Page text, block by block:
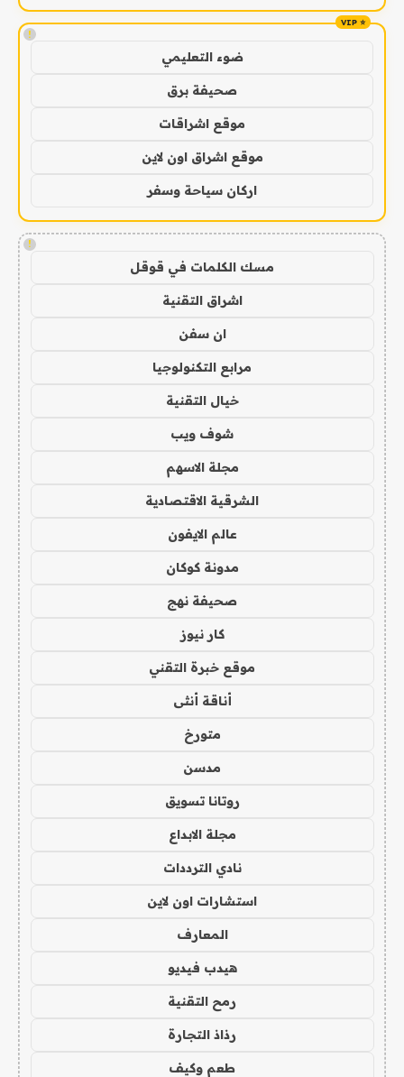
!
ضوء التعليمي
صحيفة برق
موقع اشراقات
موقع اشراق اون لاين
اركان سياحة وسفر
!
مسك الكلمات في قوقل
اشراق التقنية
ان سفن
مرابع التكنولوجيا
خيال التقنية
شوف ويب
مجلة الاسهم
الشرقية الاقتصادية
عالم الايفون
مدونة كوكان
صحيفة نهج
كار نيوز
موقع خبرة التقني
أناقة أنثى
متورخ
مدسن
روتانا تسويق
مجلة الابداع
نادي الترددات
استشارات اون لاين
المعارف
هيدب فيديو
رمح التقنية
رذاذ التجارة
طعم وكيف